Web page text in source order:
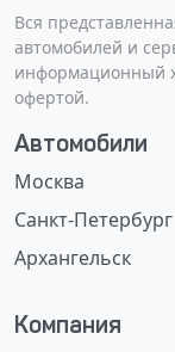
Вся
автомобилей и
информационный
офертой.
Автомобили
Москва
Санкт-Петербург
Архангельск
Компания